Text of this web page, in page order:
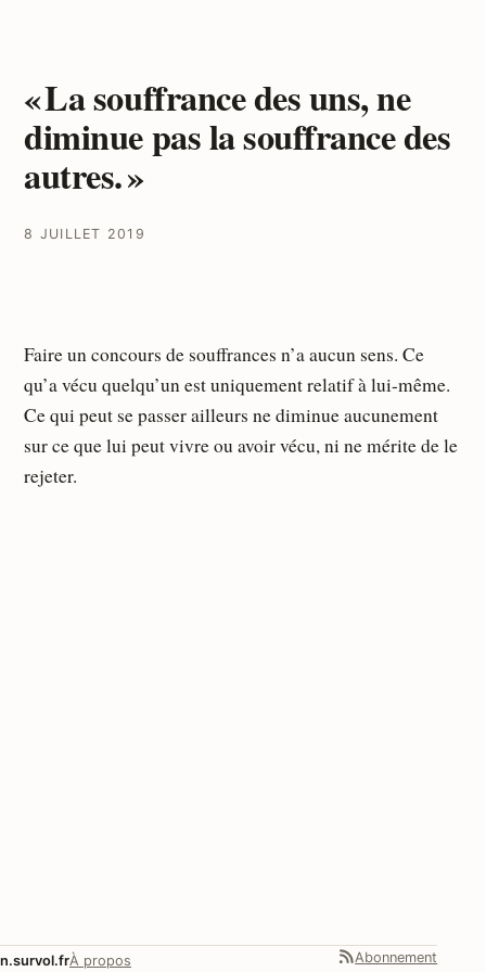
« La souffrance des uns, ne
diminue pas la souffrance des
autres. »
8 JUILLET 2019
Faire un concours de souffrances n’a aucun sens. Ce
qu’a vécu quelqu’un est uniquement relatif à lui-même.
Ce qui peut se passer ailleurs ne diminue aucunement
sur ce que lui peut vivre ou avoir vécu, ni ne mérite de le
rejeter.
n.survol.frÀ propos Abonnement